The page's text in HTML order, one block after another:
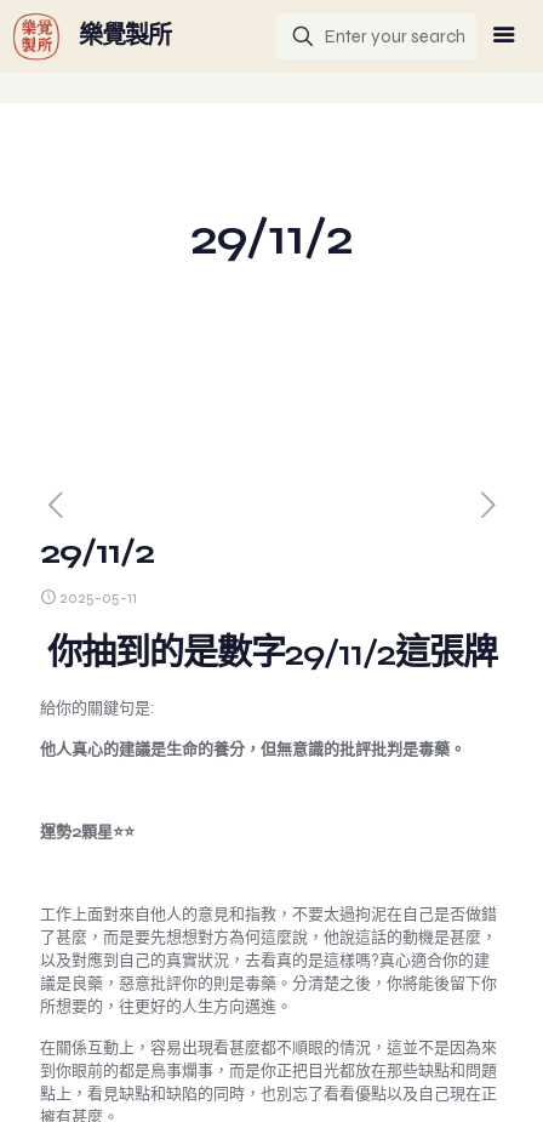
G-GHF9TLS5W3
樂覺製所
29/11/2
29/11/2
2025-05-11
你抽到的是數字29/11/2這張牌
給你的關鍵句是:
他人真心的建議是生命的養分，但無意識的批評批判是毒藥。
運勢2顆星⭐️⭐️
工作上面對來自他人的意見和指教，不要太過拘泥在自己是否做錯
了甚麼，而是要先想想對方為何這麼說，他說這話的動機是甚麼，
以及對應到自己的真實狀況，去看真的是這樣嗎?真心適合你的建
議是良藥，惡意批評你的則是毒藥。分清楚之後，你將能後留下你
所想要的，往更好的人生方向邁進。
在關係互動上，容易出現看甚麼都不順眼的情況，這並不是因為來
到你眼前的都是鳥事爛事，而是你正把目光都放在那些缺點和問題
點上，看見缺點和缺陷的同時，也別忘了看看優點以及自己現在正
擁有甚麼。